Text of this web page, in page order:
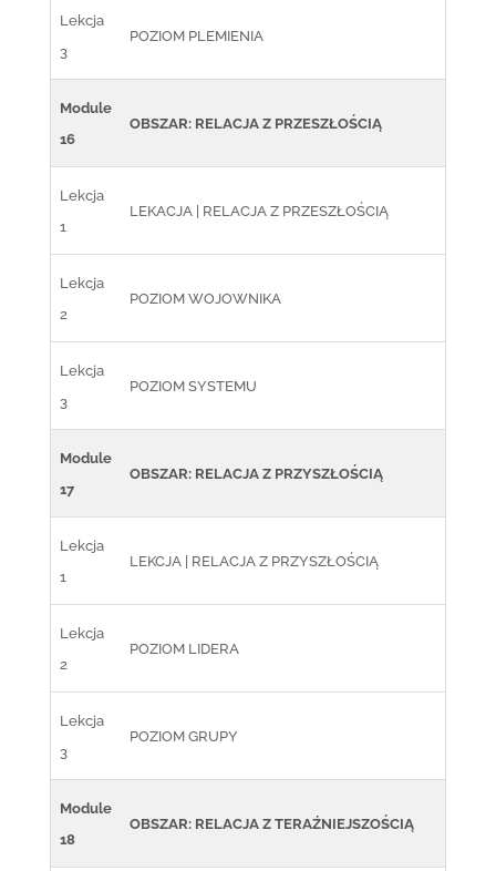
Lekcja
3
POZIOM PLEMIENIA
Module
16
OBSZAR: RELACJA Z PRZESZŁOŚCIĄ
Lekcja
1
LEKACJA | RELACJA Z PRZESZŁOŚCIĄ
Lekcja
2
POZIOM WOJOWNIKA
Lekcja
3
POZIOM SYSTEMU
Module
17
OBSZAR: RELACJA Z PRZYSZŁOŚCIĄ
Lekcja
1
LEKCJA | RELACJA Z PRZYSZŁOŚCIĄ
Lekcja
2
POZIOM LIDERA
Lekcja
3
POZIOM GRUPY
Module
18
OBSZAR: RELACJA Z TERAŹNIEJSZOŚCIĄ